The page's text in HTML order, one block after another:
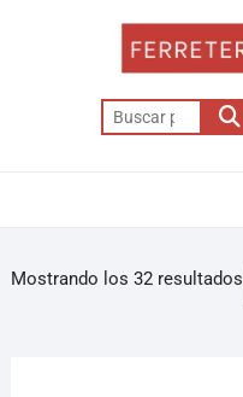
Mostrando los 32 resultados